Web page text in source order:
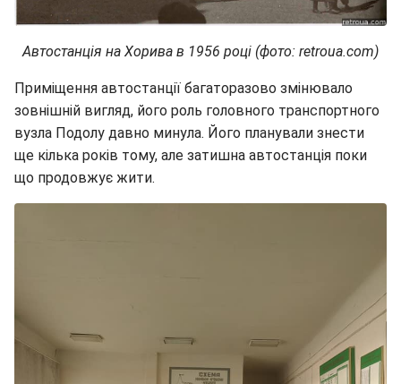
Автостанція на Хорива в 1956 році (фото: retroua.com)
Приміщення автостанції багаторазово змінювало
зовнішній вигляд, його роль головного транспортного
вузла Подолу давно минула. Його планували знести
ще кілька років тому, але затишна автостанція поки
що продовжує жити.